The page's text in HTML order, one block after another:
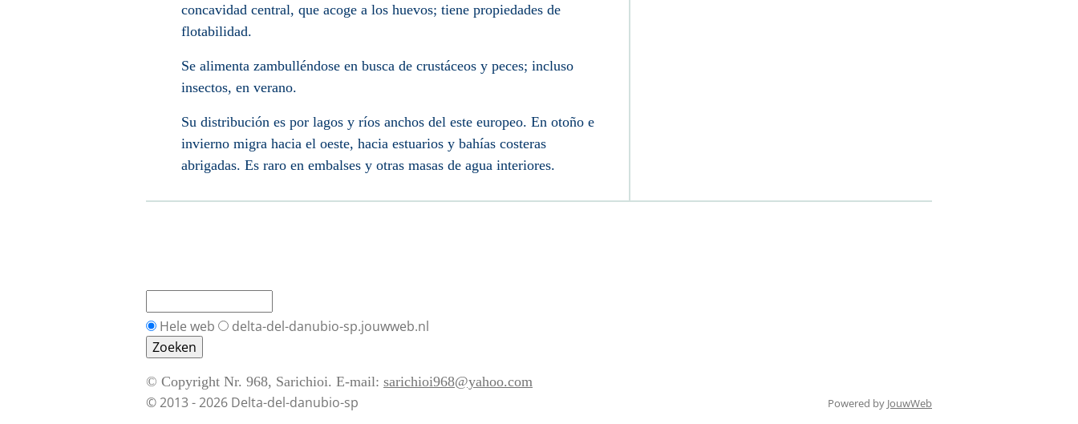
concavidad central, que acoge a los huevos; tiene propiedades de
flotabilidad.
Se alimenta zambulléndose en busca de crustáceos y peces; incluso
insectos, en verano.
Su distribución es por lagos y ríos anchos del este europeo. En otoño e
invierno migra hacia el oeste, hacia estuarios y bahías costeras
abrigadas. Es raro en embalses y otras masas de agua interiores.
Hele web delta-del-danubio-sp.jouwweb.nl
© Copyright Nr. 968, Sarichioi. E-mail: sarichioi968@yahoo.com
© 2013 - 2026 Delta-del-danubio-sp Powered by JouwWeb